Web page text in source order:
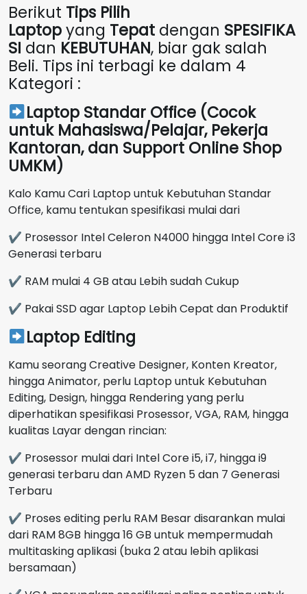
Berikut Tips Pilih
Laptopyang Tepat dengan SPESIFIKA
SI dan KEBUTUHAN, biar gak salah
Beli. Tips ini terbagi ke dalam 4
Kategori :
Laptop Standar Office (Cocok
untuk Mahasiswa/Pelajar, Pekerja
Kantoran, dan Support Online Shop
UMKM)
Kalo Kamu Cari Laptop untuk Kebutuhan Standar
Office, kamu tentukan spesifikasi mulai dari
✔ Prosessor Intel Celeron N4000 hingga Intel Core i3
Generasi terbaru
✔ RAM mulai 4 GB atau Lebih sudah Cukup
✔ Pakai SSD agar Laptop Lebih Cepat dan Produktif
Laptop Editing
Kamu seorang Creative Designer, Konten Kreator,
hingga Animator, perlu Laptop untuk Kebutuhan
Editing, Design, hingga Rendering yang perlu
diperhatikan spesifikasi Prosessor, VGA, RAM, hingga
kualitas Layar dengan rincian:
✔ Prosessor mulai dari Intel Core i5, i7, hingga i9
generasi terbaru dan AMD Ryzen 5 dan 7 Generasi
Terbaru
✔ Proses editing perlu RAM Besar disarankan mulai
dari RAM 8GB hingga 16 GB untuk mempermudah
multitasking aplikasi (buka 2 atau lebih aplikasi
bersamaan)